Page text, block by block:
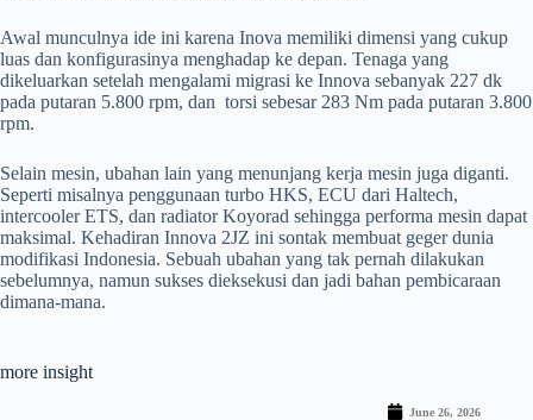
Awal munculnya ide ini karena Inova memiliki dimensi yang cukup
luas dan konfigurasinya menghadap ke depan. Tenaga yang
dikeluarkan setelah mengalami migrasi ke Innova sebanyak 227 dk
pada putaran 5.800 rpm, dan torsi sebesar 283 Nm pada putaran 3.800
rpm.
Selain mesin, ubahan lain yang menunjang kerja mesin juga diganti.
Seperti misalnya penggunaan turbo HKS, ECU dari Haltech,
intercooler ETS, dan radiator Koyorad sehingga performa mesin dapat
maksimal. Kehadiran Innova 2JZ ini sontak membuat geger dunia
modifikasi Indonesia. Sebuah ubahan yang tak pernah dilakukan
sebelumnya, namun sukses dieksekusi dan jadi bahan pembicaraan
dimana-mana.
more insight
June 26, 2026